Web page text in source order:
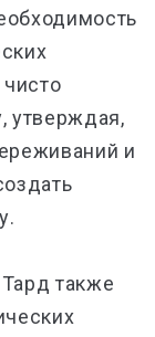
утверждая,
и
также